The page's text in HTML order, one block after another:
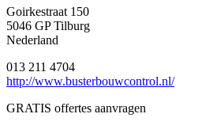
Goirkestraat 150
5046 GP Tilburg
Nederland
013 211 4704
http://www.busterbouwcontrol.nl/
GRATIS offertes aanvragen